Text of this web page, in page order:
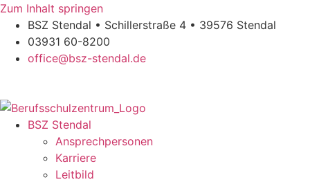
Zum Inhalt springen
BSZ Stendal • Schillerstraße 4 • 39576 Stendal
03931 60-8200
office@bsz-stendal.de
BSZ Stendal
Ansprechpersonen
Karriere
Leitbild